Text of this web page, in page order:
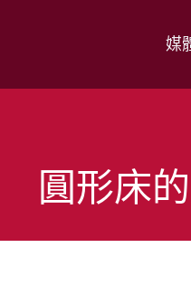
媒
圓形床